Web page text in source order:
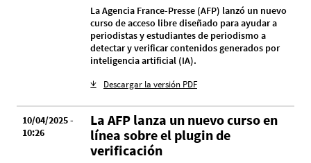
La Agencia France-Presse (AFP) lanzó un nuevo
curso de acceso libre diseñado para ayudar a
periodistas y estudiantes de periodismo a
detectar y verificar contenidos generados por
inteligencia artificial (IA).
Descargar la versión PDF
10/04/2025 -
10:26
La AFP lanza un nuevo curso en
línea sobre el plugin de
verificación